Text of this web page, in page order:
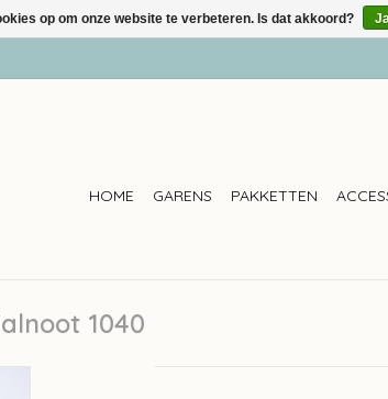
HOME GARENS PAKKETTEN
1040
op om onze website te verbeteren. Is dat akkoord?